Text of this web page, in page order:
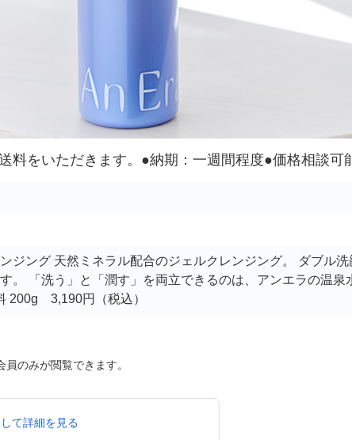
をいただきます。●納期：一週間程度●価格相談可
ジング 天然ミネラル配合のジェルクレンジング。 ダブル
。 「洗う」と「潤す」を両立できるのは、アンエラの温泉
200g 3,190円（税込）
のみが閲覧できます。
て詳細を見る